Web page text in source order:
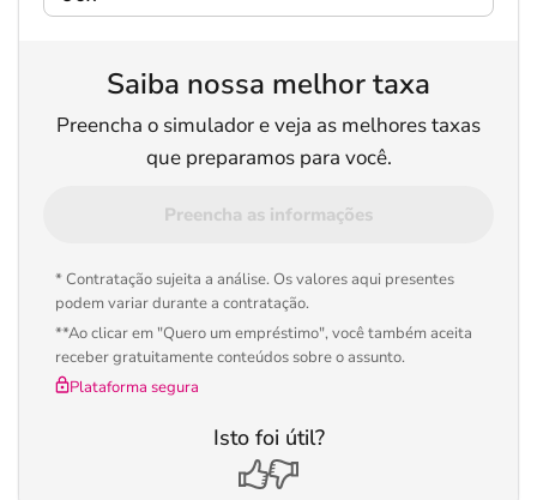
Saiba nossa melhor taxa
Preencha o simulador e veja as melhores taxas
que preparamos para você.
Preencha as informações
* Contratação sujeita a análise. Os valores aqui presentes
podem variar durante a contratação.
**Ao clicar em "Quero um empréstimo", você também aceita
receber gratuitamente conteúdos sobre o assunto.
Plataforma segura
Isto foi útil?